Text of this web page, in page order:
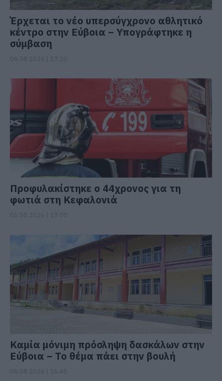
Έρχεται το νέο υπερσύγχρονο αθλητικό
κέντρο στην Εύβοια – Υπογράφτηκε η
σύμβαση
Προφυλακίστηκε ο 44χρονος για τη
φωτιά στη Κεφαλονιά
Καμία μόνιμη πρόσληψη δασκάλων στην
Εύβοια – Το θέμα πάει στην βουλή